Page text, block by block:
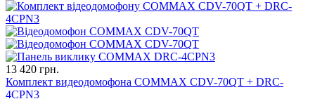
13 420 грн.
Комплект видеодомофона COMMAX CDV-70QT + DRC-
4CPN3